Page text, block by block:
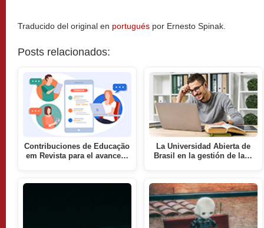
Traducido del original en portugués por Ernesto Spinak.
Posts relacionados:
Contribuciones de Educação
em Revista para el avance…
La Universidad Abierta de
Brasil en la gestión de la…